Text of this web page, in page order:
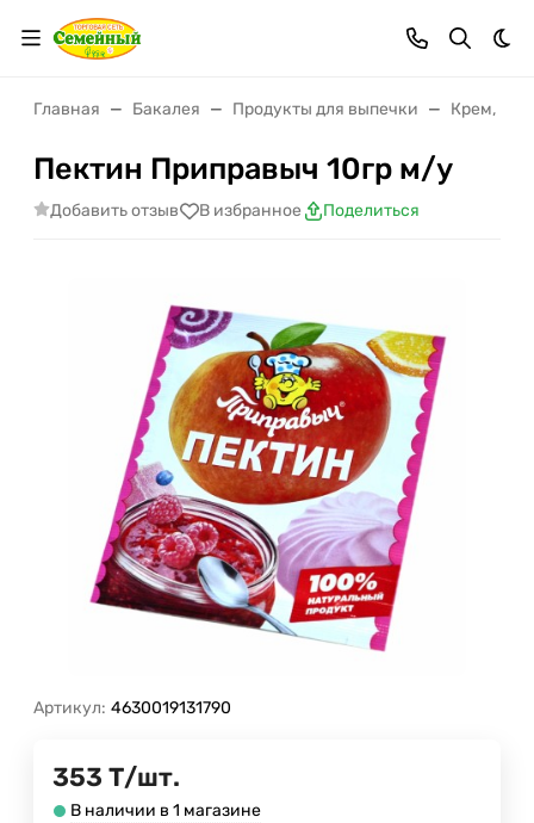
Главная Бакалея Продукты для выпечки Крем,
Пектин Приправыч 10гр м/у
Добавить отзыв В избранное Поделиться
Артикул: 4630019131790
353 Т/шт.
В наличии в 1 магазине